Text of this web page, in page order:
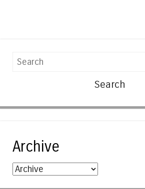
Search
Archive